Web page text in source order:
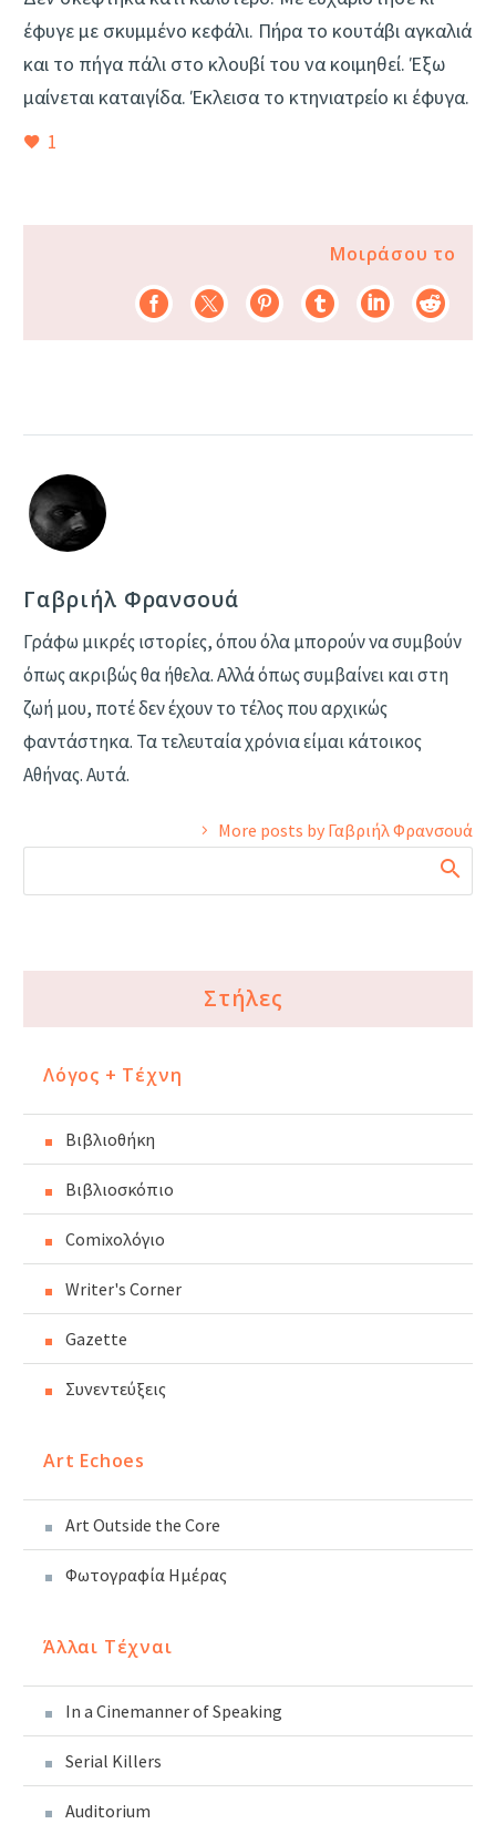
έφυγε με σκυμμένο κεφάλι. Πήρα το κουτάβι αγκαλιά
και το πήγα πάλι στο κλουβί του να κοιμηθεί. Έξω
μαίνεται καταιγίδα. Έκλεισα το κτηνιατρείο κι έφυγα.
1
Μοιράσου το
Γαβριήλ Φρανσουά
Γράφω μικρές ιστορίες, όπου όλα μπορούν να συμβούν
όπως ακριβώς θα ήθελα. Αλλά όπως συμβαίνει και στη
ζωή μου, ποτέ δεν έχουν το τέλος που αρχικώς
φαντάστηκα. Τα τελευταία χρόνια είμαι κάτοικος
Αθήνας. Αυτά.
More posts by Γαβριήλ Φρανσουά
Στήλες
Λόγος + Τέχνη
Βιβλιοθήκη
Βιβλιοσκόπιο
Comixoλόγιο
Writer's Corner
Gazette
Συνεντεύξεις
Art Echoes
Art Outside the Core
Φωτογραφία Ημέρας
Άλλαι Τέχναι
In a Cinemanner of Speaking
Serial Killers
Auditorium